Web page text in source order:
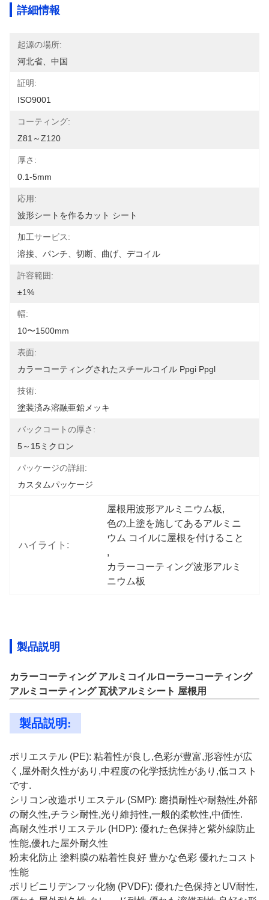
詳細情報
起源の場所:
河北省、中国
証明:
ISO9001
コーティング:
Z81～Z120
厚さ:
0.1-5mm
応用:
波形シートを作るカット シート
加工サービス:
溶接、パンチ、切断、曲げ、デコイル
許容範囲:
±1%
幅:
10〜1500mm
表面:
カラーコーティングされたスチールコイル Ppgi Ppgl
技術:
塗装済み溶融亜鉛メッキ
バックコートの厚さ:
5～15ミクロン
パッケージの詳細:
カスタムパッケージ
ハイライト:
屋根用波形アルミニウム板,
色の上塗を施してあるアルミニ
ウム コイルに屋根を付けること
,
カラーコーティング波形アルミ
ニウム板
製品説明
カラーコーティング アルミコイルローラーコーティング
アルミコーティング 瓦状アルミシート 屋根用
製品説明:
ポリエステル (PE): 粘着性が良し,色彩が豊富,形容性が広
く,屋外耐久性があり,中程度の化学抵抗性があり,低コスト
です.
シリコン改造ポリエステル (SMP): 磨損耐性や耐熱性,外部
の耐久性,チラシ耐性,光り維持性,一般的柔軟性,中価性.
高耐久性ポリエステル (HDP): 優れた色保持と紫外線防止
性能,優れた屋外耐久性
粉末化防止 塗料膜の粘着性良好 豊かな色彩 優れたコスト
性能
ポリビニリデンフッ化物 (PVDF): 優れた色保持とUV耐性,